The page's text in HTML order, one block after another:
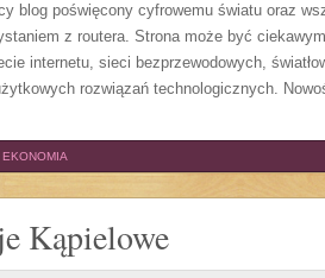
blog poświęcony cyfrowemu światu oraz
z routera. Strona może być
internetu, sieci bezprzewodowych,
rozwiązań technologicznych.
Kąpielowe